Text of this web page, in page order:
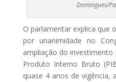
Domingues/
O parlamentar explica que
por unanimidade no
ampliação do investimento
Produto Interno Bruto
quase 4 anos de vigência,